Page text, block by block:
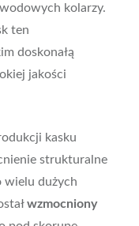
kolarzy.
ten
doskonałą
jakości
kasku
strukturalne
wielu dużych
wzmocniony